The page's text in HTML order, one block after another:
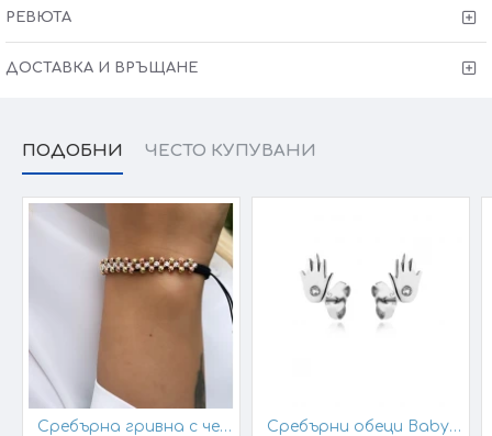
РЕВЮТА
ДОСТАВКА И ВРЪЩАНЕ
ПОДОБНИ ЧЕСТО КУПУВАНИ
Сребърна гривна с черен конец и позлатени топчета Сребърни обеци Baby Hands